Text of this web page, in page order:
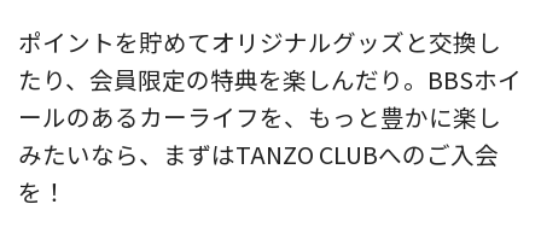
ポイントを貯めてオリジナルグッズと交換し
たり、会員限定の特典を楽しんだり。BBSホイ
ールのあるカーライフを、もっと豊かに楽し
みたいなら、まずはTANZO CLUBへのご入会
を！